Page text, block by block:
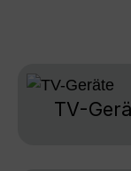
TV-